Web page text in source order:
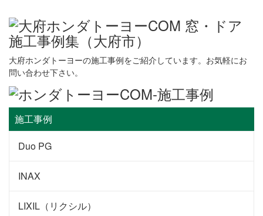
大府ホンダトーヨーの施工事例をご紹介しています。お気軽にお
問い合わせ下さい。
施工事例
Duo PG
INAX
LIXIL（リクシル）